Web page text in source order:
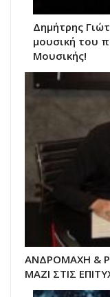
Δημήτρης
μουσική του
Μουσικής!
ΑΝΔΡΟΜΑΧΗ &
ΜΑΖΙ ΣΤΙΣ